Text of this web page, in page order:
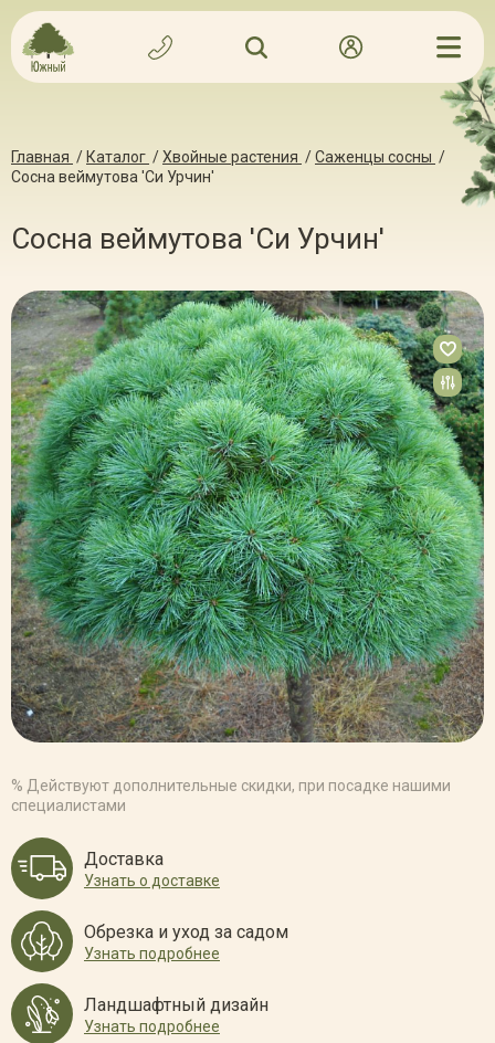
Главная / Каталог /Хвойные растения /Саженцы сосны /
Сосна веймутова 'Си Урчин'
Сосна веймутова 'Си Урчин'
% Действуют дополнительные скидки, при посадке нашими
специалистами
Доставка
Узнать о доставке
Обрезка и уход за садом
Узнать подробнее
Ландшафтный дизайн
Узнать подробнее